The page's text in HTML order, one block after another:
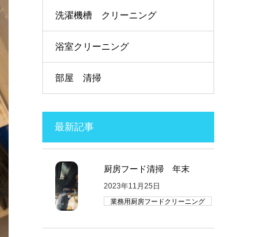
洗濯機槽 クリーニング
浴室クリーニング
部屋 清掃
最新記事
厨房フード清掃 年末
2023年11月25日
業務用厨房フードクリーニング